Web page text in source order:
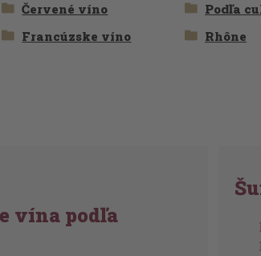
Červené víno Podľa
Francúzske víno Rhône
vína podľa